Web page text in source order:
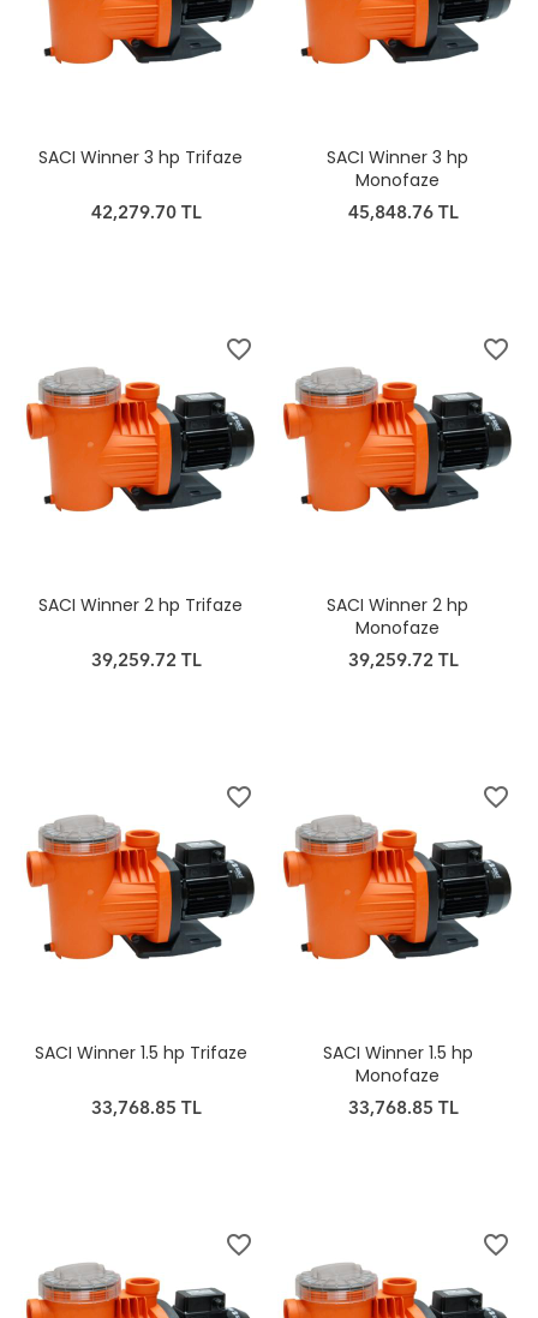
SACI Winner 3 hp Trifaze
42,279.70 TL
SACI Winner 3 hp
Monofaze
45,848.76 TL
favorite_border
SACI Winner 2 hp Trifaze
39,259.72 TL
favorite_border
SACI Winner 2 hp
Monofaze
39,259.72 TL
favorite_border
SACI Winner 1.5 hp Trifaze
33,768.85 TL
favorite_border
SACI Winner 1.5 hp
Monofaze
33,768.85 TL
favorite_border favorite_border